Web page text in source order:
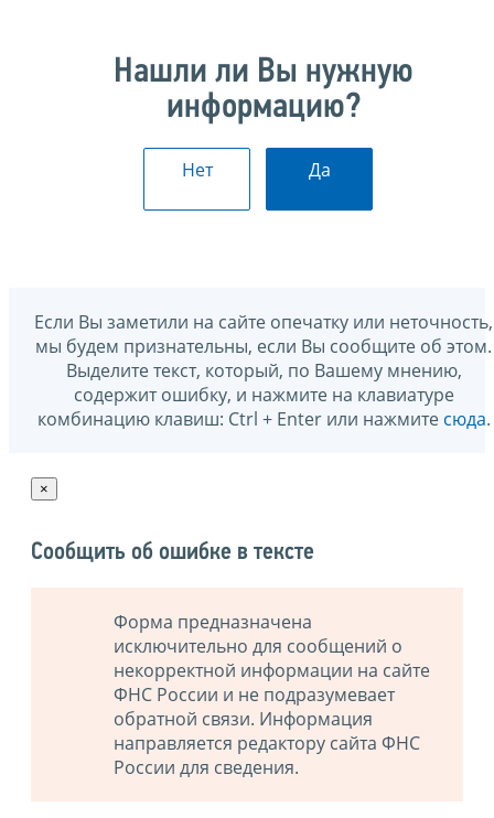
Нашли ли Вы нужную
информацию?
Нет Да
Если Вы заметили на сайте опечатку или неточность,
мы будем признательны, если Вы сообщите об этом.
Выделите текст, который, по Вашему мнению,
содержит ошибку, и нажмите на клавиатуре
комбинацию клавиш: Ctrl + Enter или нажмите сюда.
×
Сообщить об ошибке в тексте
Форма предназначена
исключительно для сообщений о
некорректной информации на сайте
ФНС России и не подразумевает
обратной связи. Информация
направляется редактору сайта ФНС
России для сведения.